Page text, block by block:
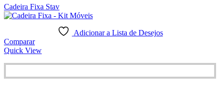
Cadeira Fixa Stav
Adicionar a Lista de Desejos
Comparar
Quick View